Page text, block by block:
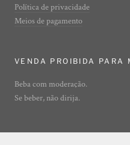
Política de privacidade
Meios de pagamento
VENDA PROIBIDA PARA
Beba com moderação.
Se beber, não dirija.